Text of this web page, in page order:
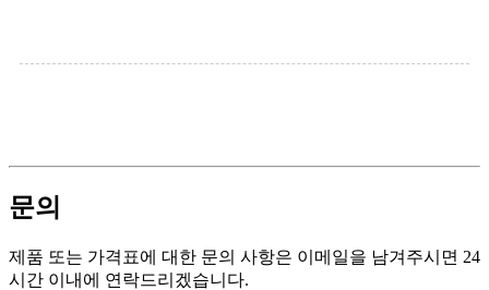
문의
제품 또는 가격표에 대한 문의 사항은 이메일을 남겨주시면 24
시간 이내에 연락드리겠습니다.